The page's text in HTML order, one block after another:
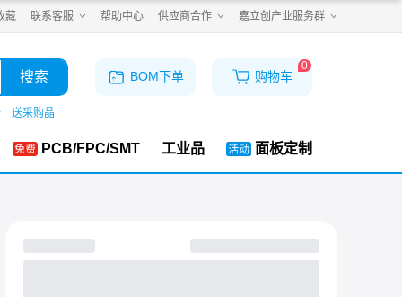
藏 联系客服 帮助中心 供应商合作 嘉立创产业服务群
搜索
送采购晶
BOM下单 购物车
0
PCB/FPC/SMT 工业品 面板定制